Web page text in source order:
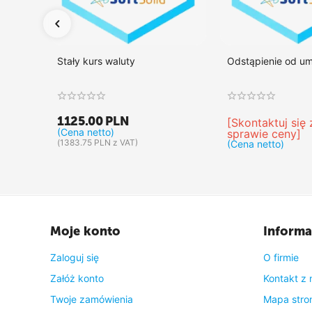
Stały kurs waluty
1125.00 PLN
(Cena netto)
(1383.75 PLN z VAT)
Odstąpienie od
[Skontaktuj się
sprawie ceny]
(Cena netto)
Moje konto
Zaloguj się
Załóż konto
Twoje zamówienia
O firmie
Kontakt z
Mapa